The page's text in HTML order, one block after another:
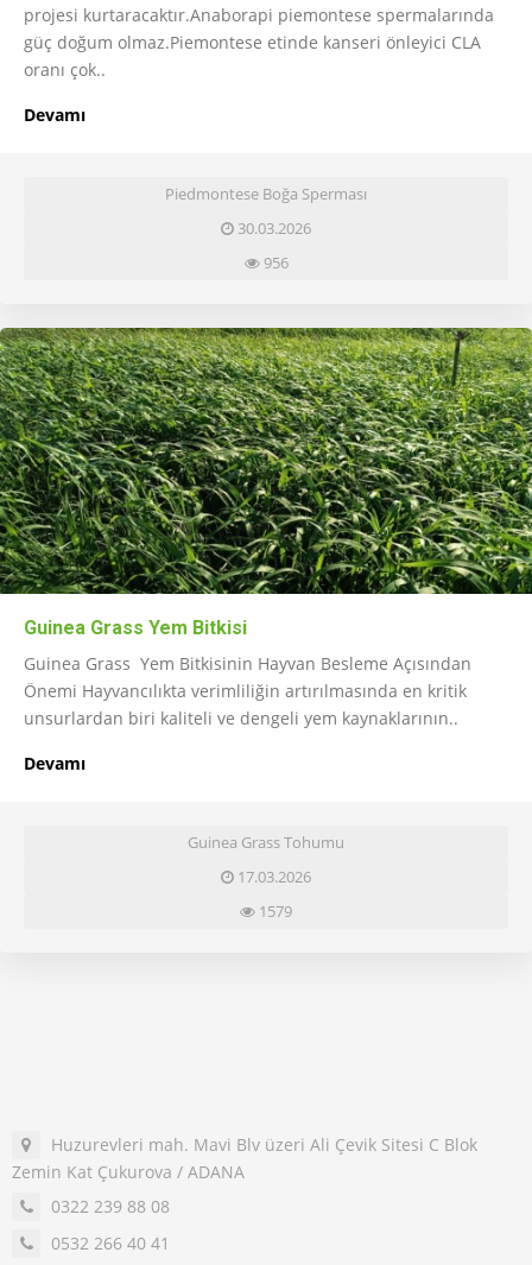
projesi kurtaracaktır.Anaborapi piemontese spermalarında
güç doğum olmaz.Piemontese etinde kanseri önleyici CLA
oranı çok..
Devamı
Piedmontese Boğa Sperması
30.03.2026
956
Guinea Grass Yem Bitkisi
Guinea Grass Yem Bitkisinin Hayvan Besleme Açısından
Önemi Hayvancılıkta verimliliğin artırılmasında en kritik
unsurlardan biri kaliteli ve dengeli yem kaynaklarının..
Devamı
Guinea Grass Tohumu
17.03.2026
1579
Huzurevleri mah. Mavi Blv üzeri Ali Çevik Sitesi C Blok
Zemin Kat Çukurova / ADANA
0322 239 88 08
0532 266 40 41